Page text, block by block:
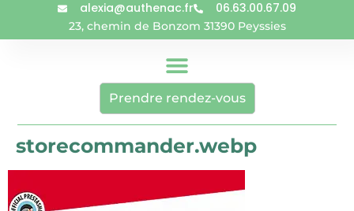
alexia@authenac.fr 06.63.00.67.09
23, chemin de Bonzom 31390 Peyssies
Prendre rendez-vous
storecommander.webp